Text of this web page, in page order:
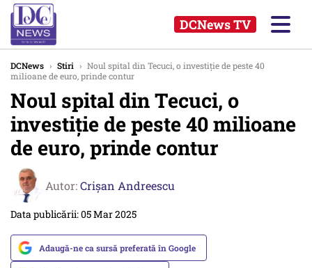
DCNews TV
DCNews › Stiri › Noul spital din Tecuci, o investiție de peste 40
milioane de euro, prinde contur
Noul spital din Tecuci, o
investiție de peste 40 milioane
de euro, prinde contur
Autor:Crişan Andreescu
Data publicării: 05 Mar 2025
Adaugă-ne ca sursă preferată în Google